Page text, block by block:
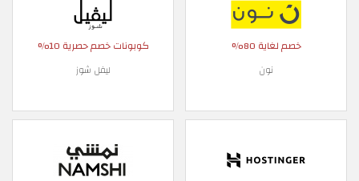
خصم لغاية 80%
نون
كوبونات خصم حصرية 10%
ليفل شوز